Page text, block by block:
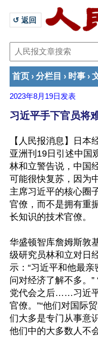
↺ 返回
首页 › 分栏目 › 时事 ›
2023年8月19日 发表
习近平手下官员将
【人民报消息】日本
亚洲刊19日引述中国
林和立警告说，中国
可能很快复苏，因为
主席习近平的核心圈
官僚，而不是拥有重
长知识的技术官僚。
华盛顿智库詹姆斯敦
级研究员林和立对日
示：“习近平和他最亲
问对经济了解不多。”
党代会之后……习近
官僚。”“他们对国际
们大多是专门从事意
他们中的大多数人不